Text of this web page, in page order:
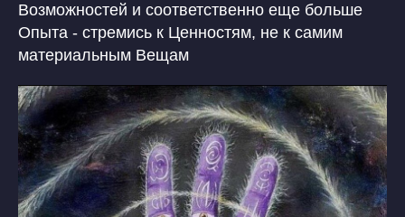
Возможностей и соответственно еще больше
Опыта - стремись к Ценностям, не к самим
материальным Вещам